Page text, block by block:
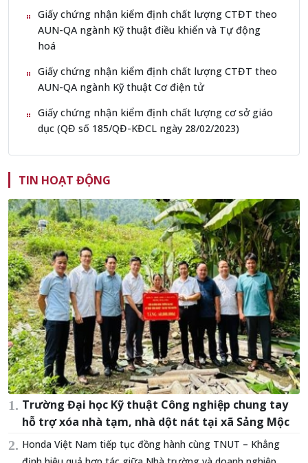
Giấy chứng nhận kiểm định chất lượng CTĐT theo
AUN-QA ngành Kỹ thuật điều khiển và Tự động
hoá
Giấy chứng nhận kiểm định chất lượng CTĐT theo
AUN-QA ngành Kỹ thuật Cơ điện tử
Giấy chứng nhận kiểm định chất lượng cơ sở giáo
dục (QĐ số 185/QĐ-KĐCL ngày 28/02/2023)
TIN HOẠT ĐỘNG
Trường Đại học Kỹ thuật Công nghiệp chung tay
hỗ trợ xóa nhà tạm, nhà dột nát tại xã Sảng Mộc
Honda Việt Nam tiếp tục đồng hành cùng TNUT – Khẳng